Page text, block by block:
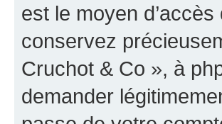
est le moyen
conservez
Cruchot & Co », à
demander